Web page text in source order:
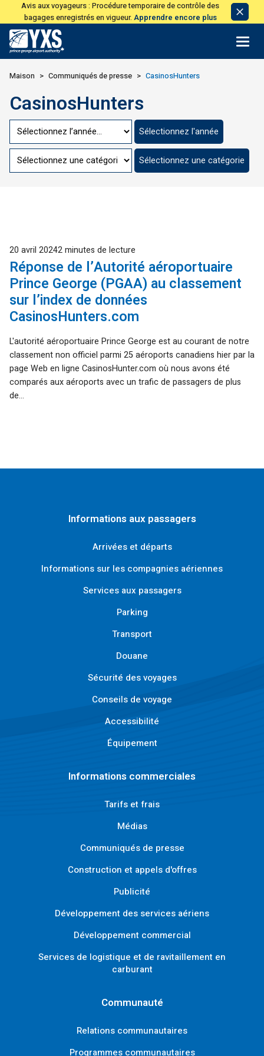
Avis aux voyageurs : Procédure temporaire de contrôle des
bagages enregistrés en vigueur. Apprendre encore plus Avis
de
Retour à la page d'accueil>
Maison Communiqués de presse CasinosHunters
CasinosHunters
Passer
l'année
Sélectionnez l'année
Aller
la
Sélectionnez une catégorie
Publié
20 avril 20242 minutes de lecture
Réponse de l’Autorité aéroportuaire
Prince George (PGAA) au classement
sur l’index de données
CasinosHunters.com
L'autorité aéroportuaire Prince George est au courant de notre
classement non officiel parmi 25 aéroports canadiens hier par la
page Web en ligne CasinosHunter.com où nous avons été
comparés aux aéroports avec un trafic de passagers de plus
de...
Informations aux passagers
Arrivées et départs
Informations sur les compagnies aériennes
Services aux passagers
Parking
Transport
Douane
Sécurité des voyages
Conseils de voyage
Accessibilité
Équipement
Informations commerciales
Tarifs et frais
Médias
Communiqués de presse
Construction et appels d'offres
Publicité
Développement des services aériens
Développement commercial
Services de logistique et de ravitaillement en
carburant
Communauté
Relations communautaires
Programmes communautaires